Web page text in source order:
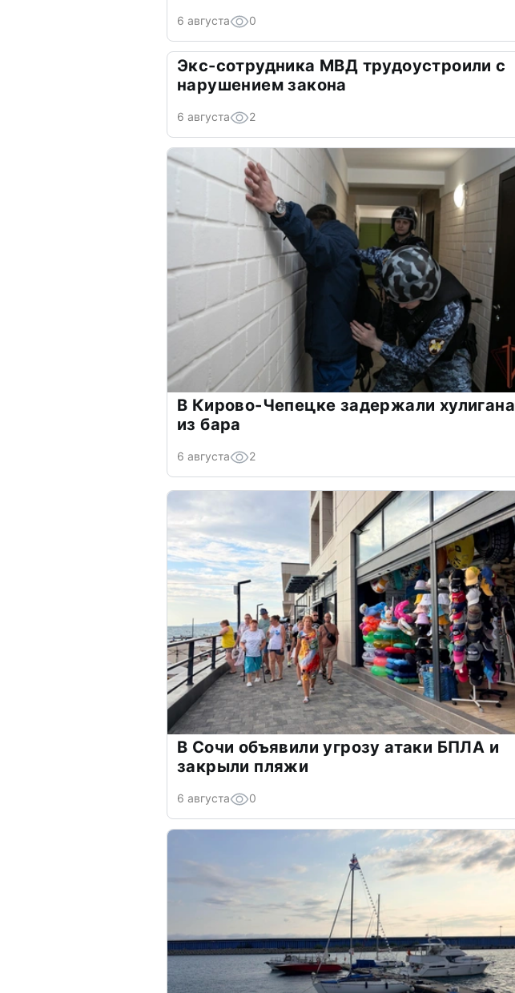
6 августа 0
Экс-сотрудника МВД трудоустроили с
нарушением закона
6 августа 2
В Кирово-Чепецке задержали хулигана
из бара
6 августа 2
В Сочи объявили угрозу атаки БПЛА и
закрыли пляжи
6 августа 0